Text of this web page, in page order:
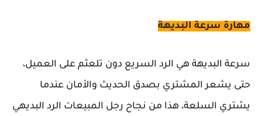
مهارة سرعة البديهة
سرعة البديهة هي الرد السريع دون تلعثم على العميل،
حتى يشعر المشتري بصدق الحديث والأمان عندما
يشتري السلعة، هذا من نجاح رجل المبيعات الرد البديهي